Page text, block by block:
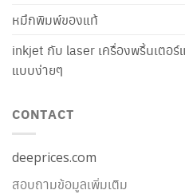
หมึกพิมพ์ของแท้
inkjet กับ laser เครื่องพริ้นเตอร์
แบบง่ายๆ
CONTACT
deeprices.com
สอบถามข้อมูลเพิ่มเติม